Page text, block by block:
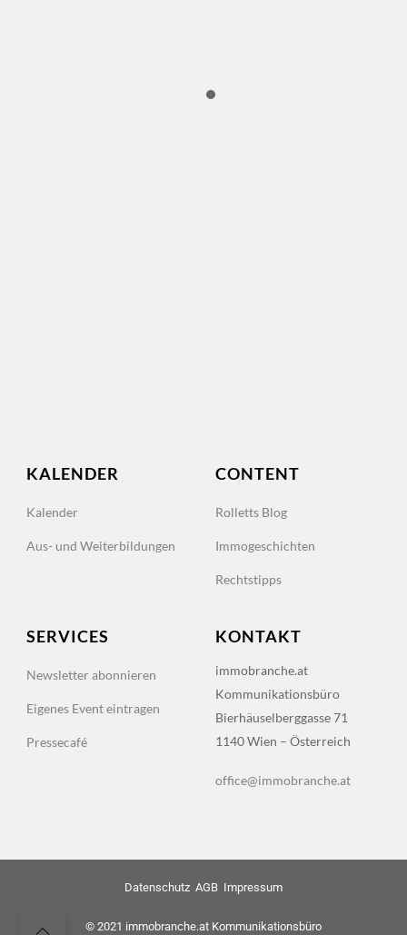
KALENDER
Kalender
Aus- und Weiterbildungen
CONTENT
Rolletts Blog
Immogeschichten
Rechtstipps
SERVICES
Newsletter abonnieren
Eigenes Event eintragen
Pressecafé
KONTAKT
immobranche.at
Kommunikationsbüro
Bierhäuselberggasse 71
1140 Wien – Österreich
office@immobranche.at
Datenschutz AGB Impressum
© 2021 immobranche.at Kommunikationsbüro